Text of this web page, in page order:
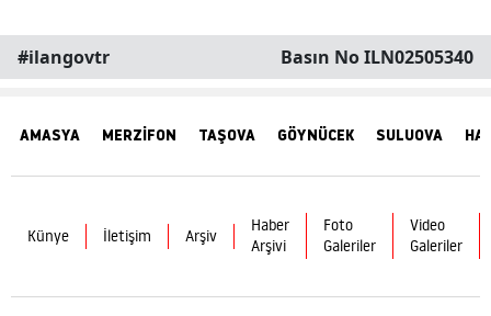
#ilangovtr Basın No ILN02505340
AMASYA MERZİFON TAŞOVA GÖYNÜCEK SULUOVA
Künye İletişim Arşiv
Haber
Arşivi
Foto
Galeriler
Video
Galeriler